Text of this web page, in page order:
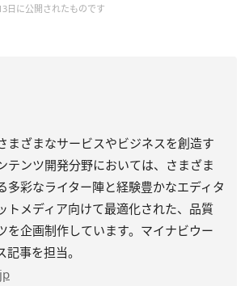
日に公開されたものです
まざまなサービスやビジネスを創造す
テンツ開発分野においては、さまざま
多彩なライター陣と経験豊かなエディタ
トメディア向けて最適化された、品質
を企画制作しています。マイナビウー
事を担当。